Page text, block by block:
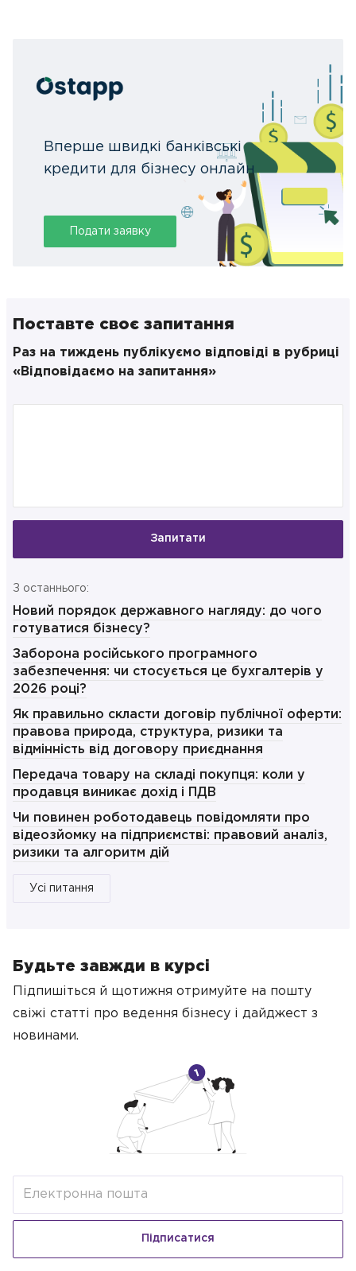
Вперше швидкі банківські
кредити для бізнесу онлайн
Подати заявку
Поставте своє запитання
Раз на тиждень публікуємо відповіді в рубриці
«Відповідаємо на запитання»
Запитати
З останнього:
Новий порядок державного нагляду: до чого
готуватися бізнесу?
Заборона російського програмного
забезпечення: чи стосується це бухгалтерів у
2026 році?
Як правильно скласти договір публічної оферти:
правова природа, структура, ризики та
відмінність від договору приєднання
Передача товару на складі покупця: коли у
продавця виникає дохід і ПДВ
Чи повинен роботодавець повідомляти про
відеозйомку на підприємстві: правовий аналіз,
ризики та алгоритм дій
Усі питання
Будьте завжди в курсі
Підпишіться й щотижня отримуйте на пошту
свіжі статті про ведення бізнесу і дайджест з
новинами.
Підписатися